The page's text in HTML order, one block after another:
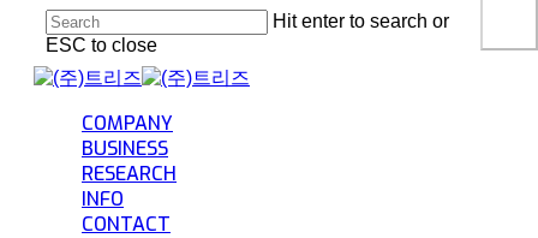
main
content
Hit enter to search or
ESC to close
Close
Search
COMPANY
BUSINESS
RESEARCH
INFO
CONTACT